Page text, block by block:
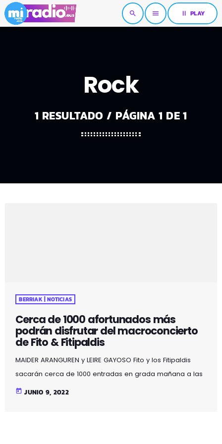
search menu pause PLAY
Rock
1 RESULTADO / PÁGINA 1 DE 1
BERRIAK | NOTICIAS
Cerca de 1000 afortunados más
podrán disfrutar del macroconcierto
de Fito & Fitipaldis
MAIDER ARANGUREN y LEIRE GAYOSO Fito y los Fitipaldis
sacarán cerca de 1000 entradas en grada mañana a las
13:00 (hora española) en la web del grupo y en
today JUNIO 9, 2022